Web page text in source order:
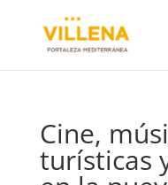
Cine,
turísticas